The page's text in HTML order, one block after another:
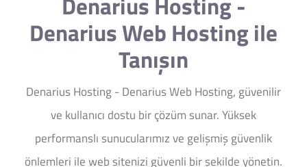
Denarius Web Hosting ile
Tanışın
Denarius Hosting - Denarius Web Hosting, güvenilir
ve kullanıcı dostu bir çözüm sunar. Yüksek
performanslı sunucularımız ve gelişmiş güvenlik
önlemleri ile web sitenizi güvenli bir şekilde yönetin.